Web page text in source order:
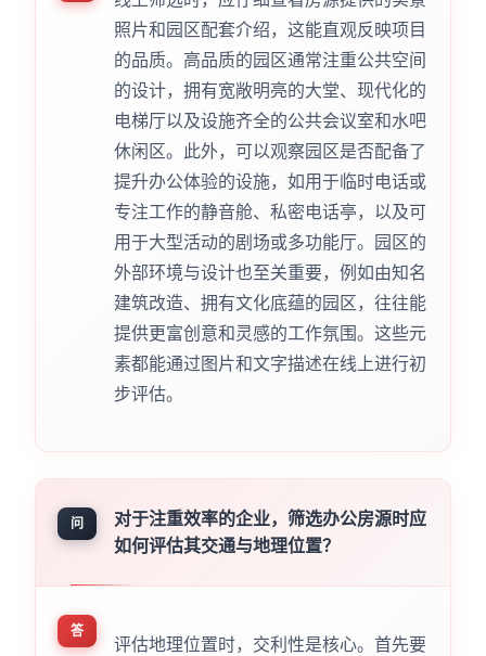
照片和园区配套介绍，这能直观反映项目
的品质。高品质的园区通常注重公共空间
的设计，拥有宽敞明亮的大堂、现代化的
电梯厅以及设施齐全的公共会议室和水吧
休闲区。此外，可以观察园区是否配备了
提升办公体验的设施，如用于临时电话或
专注工作的静音舱、私密电话亭，以及可
用于大型活动的剧场或多功能厅。园区的
外部环境与设计也至关重要，例如由知名
建筑改造、拥有文化底蕴的园区，往往能
提供更富创意和灵感的工作氛围。这些元
素都能通过图片和文字描述在线上进行初
步评估。
问
对于注重效率的企业，筛选办公房源时应
如何评估其交通与地理位置？
答
评估地理位置时，交利性是核心。首先要